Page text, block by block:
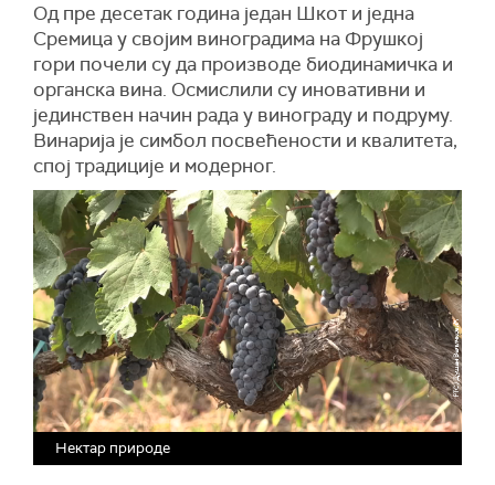
Од пре десетак година један Шкот и једна
Сремица у својим виноградима на Фрушкој
гори почели су да производе биодинамичка и
органска вина. Осмислили су иновативни и
јединствен начин рада у винограду и подруму.
Винарија је симбол посвећености и квалитета,
спој традиције и модерног.
Нектар природе